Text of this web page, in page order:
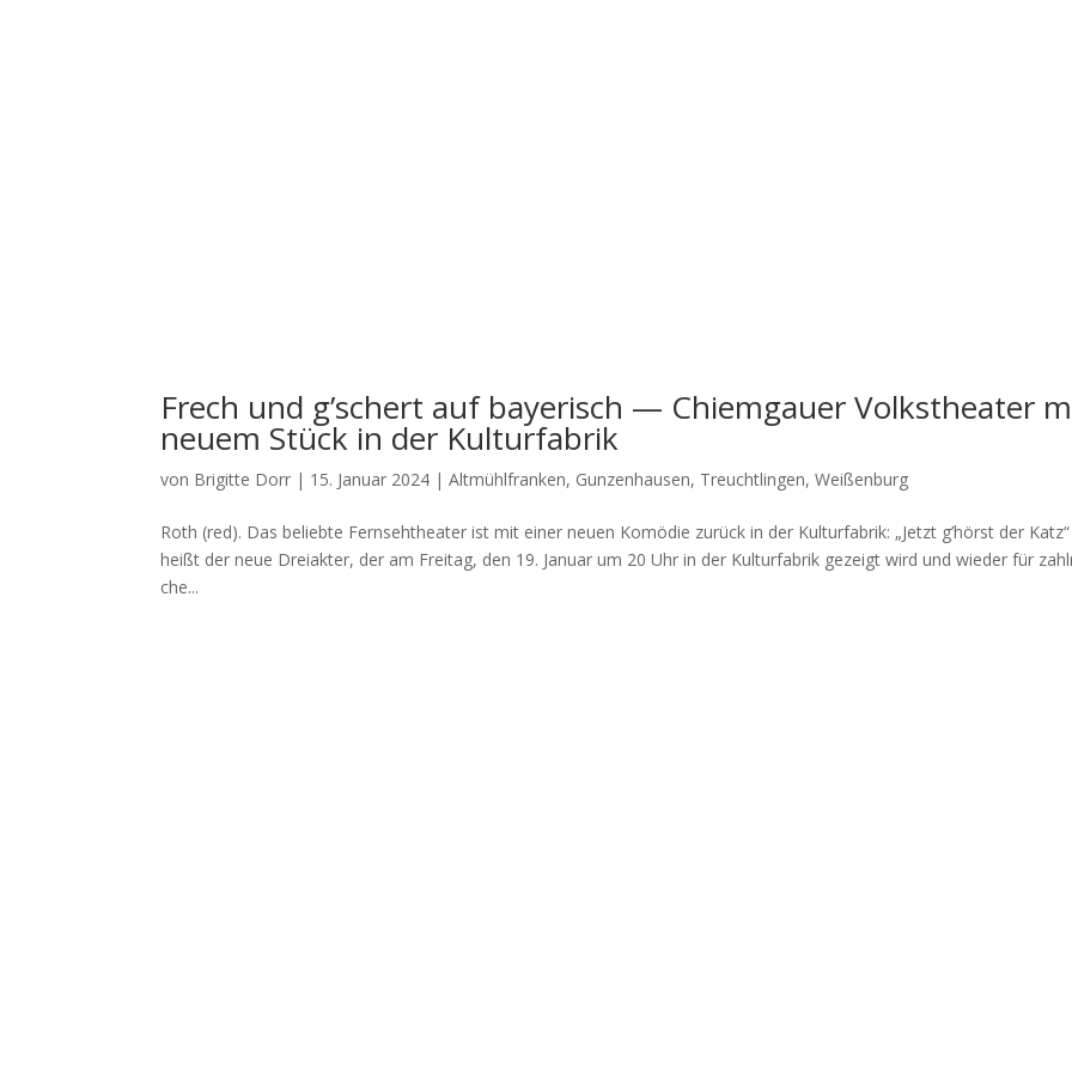
Frech und g’schert auf bayerisch — Chiemgauer Volkstheater
neuem Stück in der Kulturfabrik
von Brigitte Dorr | 15. Januar 2024 |Altmühlfranken, Gunzenhausen, Treuchtlingen,Weißenburg
Roth (red). Das belieb­te Fern­seh­thea­ter ist mit einer neu­en Komö­die zurück in der Kul­tur­fa­brik: „Jetzt g’hörst der Katz“
heißt der neue Drei­ak­ter, der am Frei­tag, den 19. Janu­ar um 20 Uhr in der Kul­tur­fa­brik gezeigt wird und wie­der für
che...